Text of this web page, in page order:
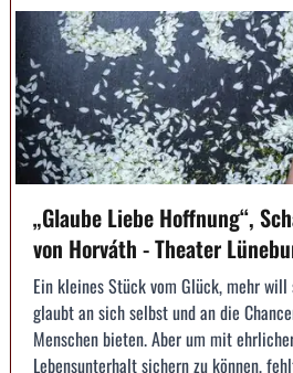
„Glaube Liebe Hoffnung“,
von Horváth - Theater
Ein kleines Stück vom Glück, mehr
glaubt an sich selbst und an die
Menschen bieten. Aber um mit
Lebensunterhalt sichern zu können,